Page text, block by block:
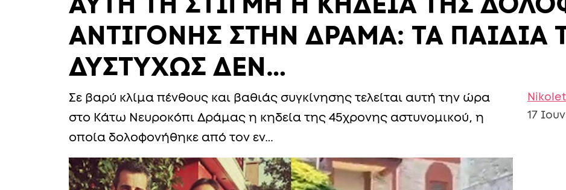
ΑΥΤΗ ΤΗ ΣΤΙΓΜΗ Η ΚΗΔΕΙΑ ΤΗΣ
ΑΝΤΙΓΟΝΗΣ ΣΤΗΝ ΔΡΑΜΑ: ΤΑ ΠΑΙΔΙΑ
ΔΥΣΤΥΧΩΣ ΔΕΝ…
Σε βαρύ κλίμα πένθους και βαθιάς συγκίνησης τελείται αυτή την ώρα
στο Κάτω Νευροκόπι Δράμας η κηδεία της 45χρονης αστυνομικού, η
οποία δολοφονήθηκε από τον εν…
17